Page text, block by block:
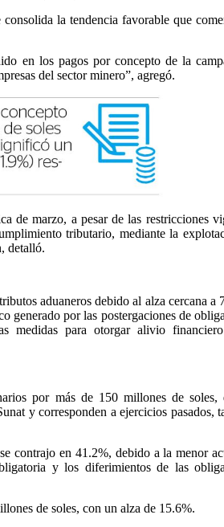
la tendencia favorable que
en los pagos por concepto de la
del sector minero”, agregó.
de marzo, a pesar de las restricciones
tributario, mediante la
detalló.
aduaneros debido al alza cercana a
generado por las postergaciones de
medidas para otorgar alivio
por más de 150 millones de soles,
y corresponden a ejercicios pasados,
contrajo en 41.2%, debido a la menor
y los diferimientos de las
de soles, con un alza de 15.6%.